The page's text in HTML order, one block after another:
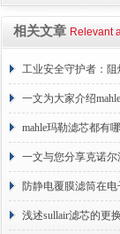
相关文章 Relevant
工业安全守护者：
术原理与应用解析
一文为大家介绍
原理
mahle玛勒滤芯都有
一文与您分享克诺
应解决方法
防静电覆膜滤筒在
用
浅述sullair滤芯的更